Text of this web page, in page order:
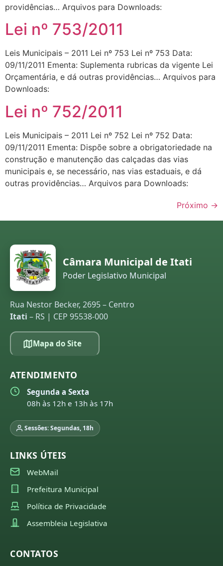
providências… Arquivos para Downloads:
Lei nº 753/2011
Leis Municipais – 2011 Lei nº 753 Lei nº 753 Data:
09/11/2011 Ementa: Suplementa rubricas da vigente Lei
Orçamentária, e dá outras providências… Arquivos para
Downloads:
Lei nº 752/2011
Leis Municipais – 2011 Lei nº 752 Lei nº 752 Data:
09/11/2011 Ementa: Dispõe sobre a obrigatoriedade na
construção e manutenção das calçadas das vias
municipais e, se necessário, nas vias estaduais, e dá
outras providências… Arquivos para Downloads:
Próximo →
Câmara Municipal de Itati
Poder Legislativo Municipal
Rua Nestor Becker, 2695 – Centro
Itati – RS | CEP 95538-000
Mapa do Site
ATENDIMENTO
Segunda a Sexta
08h às 12h e 13h às 17h
Sessões: Segundas, 18h
LINKS ÚTEIS
WebMail
Prefeitura Municipal
Política de Privacidade
Assembleia Legislativa
CONTATOS